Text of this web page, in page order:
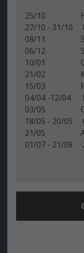
25/10
27/10 - 31/10
08/11
06/12
10/01
21/02
15/03
04/04 -12/04
03/05
18/05 - 20/05
21/05
01/07 - 21/08